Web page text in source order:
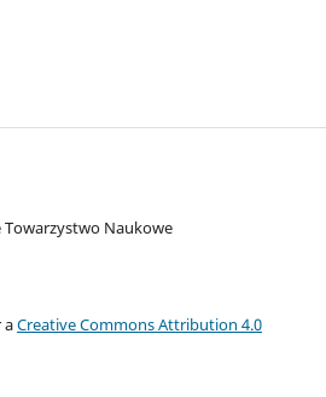
Naukowe
aCreative Commons Attribution 4.0